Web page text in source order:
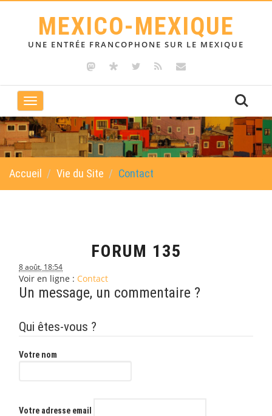
MEXICO-MEXIQUE
UNE ENTRÉE FRANCOPHONE SUR LE MEXIQUE
Toggle
navigation
Accueil Vie du Site Contact
FORUM 135
8 août, 18:54
Voir en ligne : Contact
Un message, un commentaire ?
Qui êtes-vous ?
Votre nom
Votre adresse email